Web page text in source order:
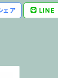
ェア LINE